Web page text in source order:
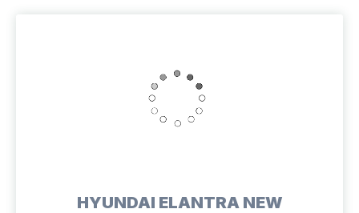
HYUNDAI ELANTRA NEW